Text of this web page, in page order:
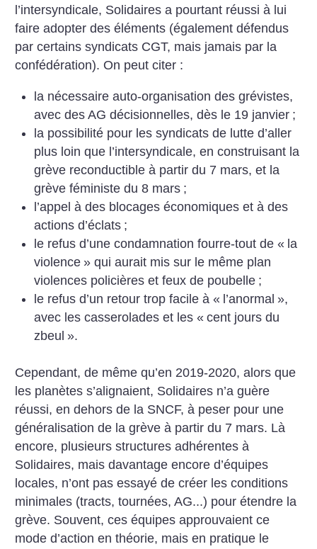
l’intersyndicale, Solidaires a pourtant réussi à lui
faire adopter des éléments (également défendus
par certains syndicats CGT, mais jamais par la
confédération). On peut citer :
la nécessaire auto-organisation des grévistes,
avec des AG décisionnelles, dès le 19 janvier ;
la possibilité pour les syndicats de lutte d’aller
plus loin que l’intersyndicale, en construisant la
grève reconductible à partir du 7 mars, et la
grève féministe du 8 mars ;
l’appel à des blocages économiques et à des
actions d’éclats ;
le refus d’une condamnation fourre-tout de « la
violence » qui aurait mis sur le même plan
violences policières et feux de poubelle ;
le refus d’un retour trop facile à « l’anormal »,
avec les casse­rolades et les « cent jours du
zbeul ».
Cependant, de même qu’en 2019-2020, alors que
les planètes s’alignaient, Solidaires n’a guère
réussi, en dehors de la SNCF, à peser pour une
généralisation de la grève à partir du 7 mars. Là
encore, plusieurs structures adhérentes à
Solidaires, mais davantage encore ­d’équipes
locales, n’ont pas essayé de créer les conditions
minimales (tracts, tournées, AG...) pour étendre la
grève. Souvent, ces équipes approuvaient ce
mode d’action en théorie, mais en pratique le